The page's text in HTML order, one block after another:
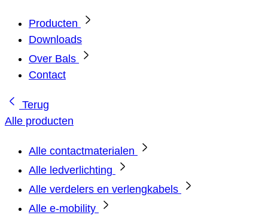
Producten
Downloads
Over Bals
Contact
Terug
Alle producten
Alle contactmaterialen
Alle ledverlichting
Alle verdelers en verlengkabels
Alle e-mobility